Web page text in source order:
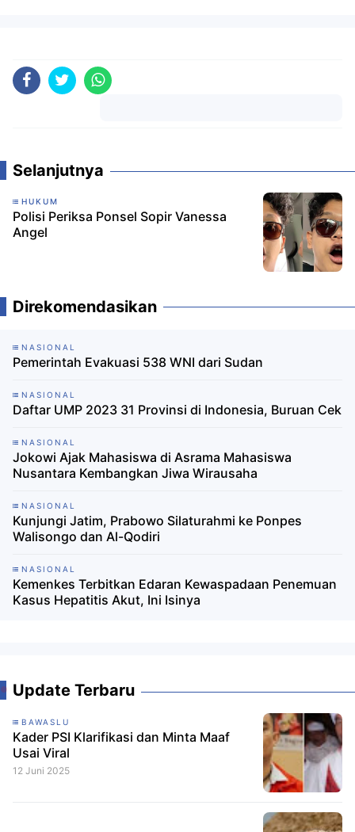
Selanjutnya
HUKUM
Polisi Periksa Ponsel Sopir Vanessa
Angel
Direkomendasikan
NASIONAL
Pemerintah Evakuasi 538 WNI dari Sudan
NASIONAL
Daftar UMP 2023 31 Provinsi di Indonesia, Buruan Cek
NASIONAL
Jokowi Ajak Mahasiswa di Asrama Mahasiswa
Nusantara Kembangkan Jiwa Wirausaha
NASIONAL
Kunjungi Jatim, Prabowo Silaturahmi ke Ponpes
Walisongo dan Al-Qodiri
NASIONAL
Kemenkes Terbitkan Edaran Kewaspadaan Penemuan
Kasus Hepatitis Akut, Ini Isinya
Update Terbaru
BAWASLU
Kader PSI Klarifikasi dan Minta Maaf
Usai Viral
12 Juni 2025